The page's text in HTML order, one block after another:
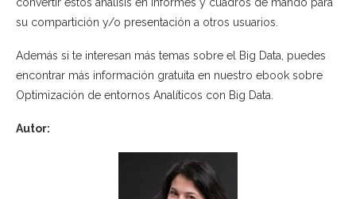
su compartición y/o presentación a otros usuarios.
Además si te interesan más temas sobre el Big Data, puedes
encontrar más información gratuita en nuestro ebook sobre
Optimización de entornos Analíticos con Big Data.
Autor: